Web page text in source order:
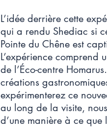
L’idée derrière cette
qui a rendu Shediac si
Pointe du Chêne est
L’expérience comprend
de l’Éco-centre
créations
expérimenterez ce
au long de la visite,
d’une manière à ce que